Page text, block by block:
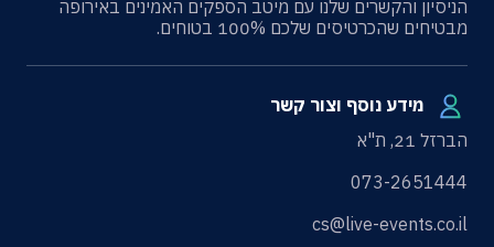
הניסיון והקשרים שלנו עם מיטב הספקים האמינים באירופה
מבטיחים שהכרטיסים שלכם 100% בטוחים.
מידע נוסף וצור קשר
הברזל 21, ת"א
073-2651444
cs@live-events.co.il